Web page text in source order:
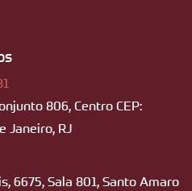
806, Centro CEP:
Janeiro, RJ
6675, Sala 801, Santo Amaro